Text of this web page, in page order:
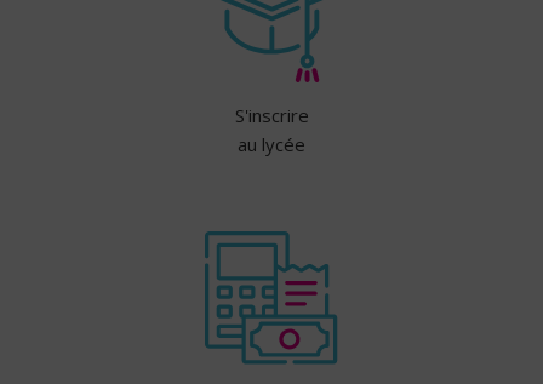
S'inscrire
au lycée